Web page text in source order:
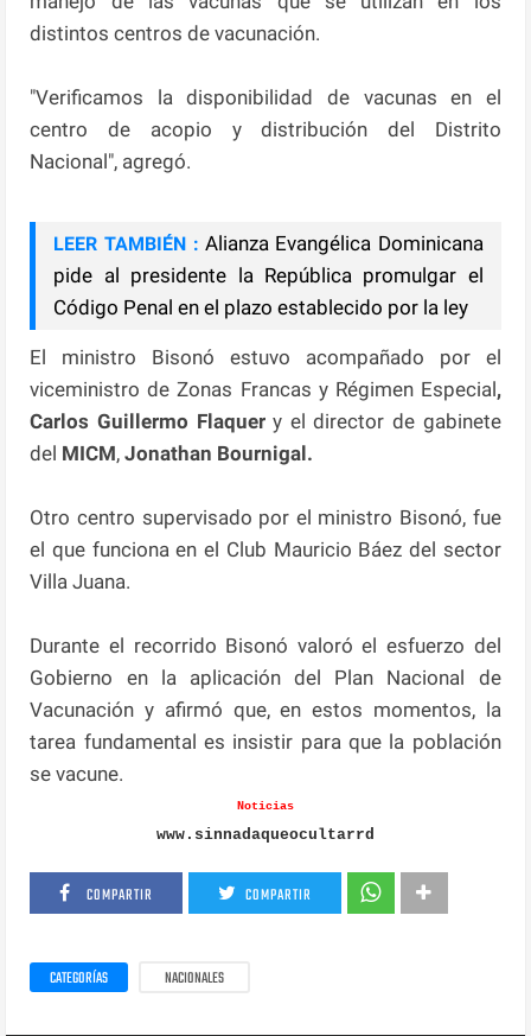
distintos centros de vacunación.
"Verificamos la disponibilidad de vacunas en el
centro de acopio y distribución del Distrito
Nacional", agregó.
LEER TAMBIÉN : Alianza Evangélica Dominicana
pide al presidente la República promulgar el
Código Penal en el plazo establecido por la ley
El ministro Bisonó estuvo acompañado por el
viceministro de Zonas Francas y Régimen Especial,
Carlos Guillermo Flaquery el director de gabinete
del MICM, Jonathan Bournigal.
Otro centro supervisado por el ministro Bisonó, fue
el que funciona en el Club Mauricio Báez del sector
Villa Juana.
Durante el recorrido Bisonó valoró el esfuerzo del
Gobierno en la aplicación del Plan Nacional de
Vacunación y afirmó que, en estos momentos, la
tarea fundamental es insistir para que la población
se vacune.
Noticias
www.sinnadaqueocultarrd
COMPARTIR COMPARTIR
CATEGORÍAS NACIONALES